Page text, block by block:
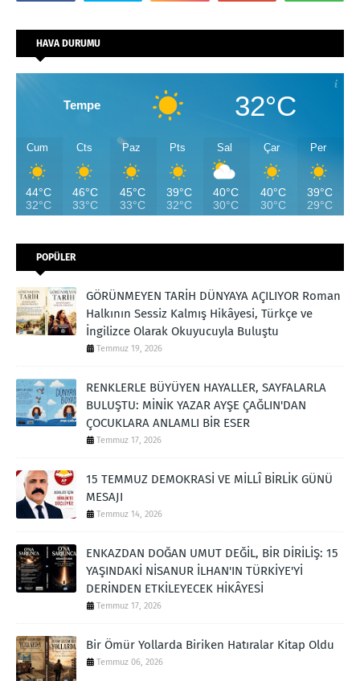
HAVA DURUMU
Tempe 32°C
Cum
44°C
32°C
Cts
46°C
33°C
Paz
45°C
33°C
Pts
39°C
32°C
Sal
40°C
30°C
Çar
40°C
30°C
Per
39°C
29°C
POPÜLER
GÖRÜNMEYEN TARİH DÜNYAYA AÇILIYOR Roman
Halkının Sessiz Kalmış Hikâyesi, Türkçe ve
İngilizce Olarak Okuyucuyla Buluştu
Temmuz 19, 2026
RENKLERLE BÜYÜYEN HAYALLER, SAYFALARLA
BULUŞTU: MİNİK YAZAR AYŞE ÇAĞLIN'DAN
ÇOCUKLARA ANLAMLI BİR ESER
Temmuz 17, 2026
15 TEMMUZ DEMOKRASİ VE MİLLÎ BİRLİK GÜNÜ
MESAJI
Temmuz 14, 2026
ENKAZDAN DOĞAN UMUT DEĞİL, BİR DİRİLİŞ: 15
YAŞINDAKİ NİSANUR İLHAN'IN TÜRKİYE'Yİ
DERİNDEN ETKİLEYECEK HİKÂYESİ
Temmuz 17, 2026
Bir Ömür Yollarda Biriken Hatıralar Kitap Oldu
Temmuz 06, 2026